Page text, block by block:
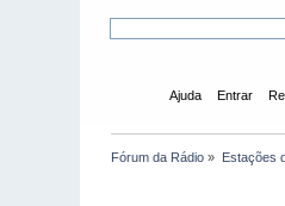
Ajuda Entrar
Fórum da Rádio » Estações